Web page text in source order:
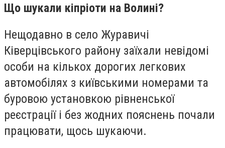
Що шукали кіпріоти на Волині?
Нещодавно в село Журавичі
Ківерцівського району заїхали невідомі
особи на кількох дорогих легкових
автомобілях з київськими номерами та
буровою установкою рівненської
реєстрації і без жодних пояснень почали
працювати, щось шукаючи.